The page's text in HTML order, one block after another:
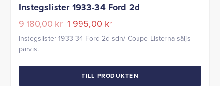
Instegslister 1933-34 Ford 2d
9 180,00kr Det
ursprungliga
9
180,00 kr.
1 995,00 krDet
nuvarande
1
995,00 kr.
Instegslister 1933-34 Ford 2d sdn/ Coupe Listerna säljs
parvis.
TILL PRODUKTEN